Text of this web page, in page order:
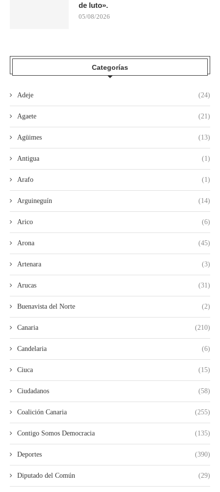
de luto».
05/08/2026
Categorías
Adeje (24)
Agaete (21)
Agüimes (13)
Antigua (1)
Arafo (1)
Arguineguín (14)
Arico (6)
Arona (45)
Artenara (3)
Arucas (31)
Buenavista del Norte (2)
Canaria (210)
Candelaria (6)
Ciuca (15)
Ciudadanos (58)
Coalición Canaria (255)
Contigo Somos Democracia (135)
Deportes (390)
Diputado del Común (29)